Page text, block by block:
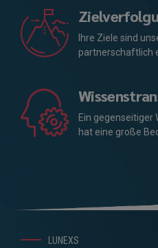
Ihre Ziele sind
partnerschaftlich
Ein
hat eine große
LUNEXS